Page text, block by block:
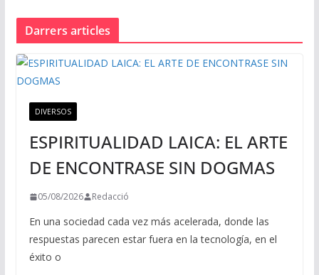
Darrers articles
DIVERSOS
ESPIRITUALIDAD LAICA: EL ARTE
DE ENCONTRASE SIN DOGMAS
05/08/2026 Redacció
En una sociedad cada vez más acelerada, donde las
respuestas parecen estar fuera en la tecnología, en el
éxito o